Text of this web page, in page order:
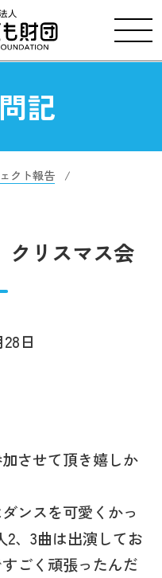
記
クト報告
リスマス会
28日
させて頂き嬉しか
ンスを可愛くかっ
2、3曲は出演してお
ごく頑張ったんだ